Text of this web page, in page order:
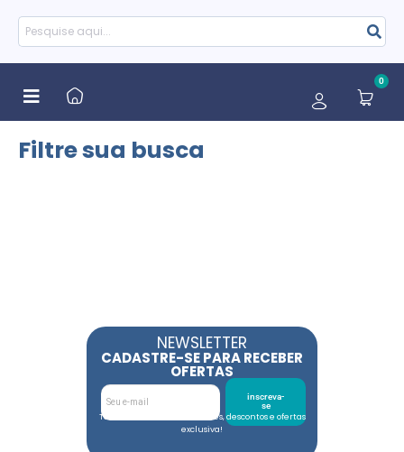
0
Filtre sua busca
NEWSLETTER
CADASTRE-SE PARA RECEBER
OFERTAS
inscreva-
se
Toda semana tem novidades, descontos e ofertas
exclusiva!